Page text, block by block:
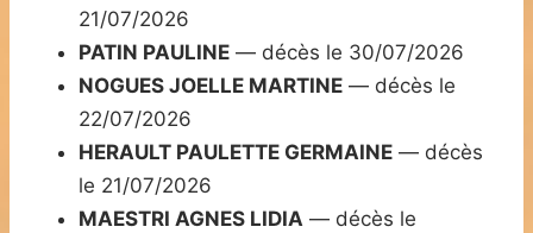
21/07/2026
PATIN PAULINE — décès le 30/07/2026
NOGUES JOELLE MARTINE — décès le
22/07/2026
HERAULT PAULETTE GERMAINE — décès
le 21/07/2026
MAESTRI AGNES LIDIA — décès le